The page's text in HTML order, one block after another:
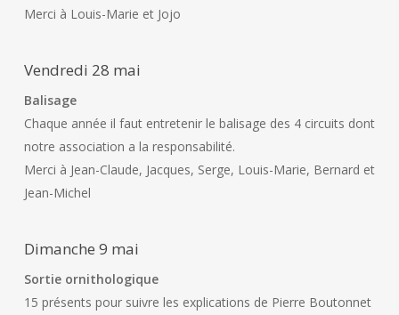
Merci à Louis-Marie et Jojo
Vendredi 28 mai
Balisage
Chaque année il faut entretenir le balisage des 4 circuits dont
notre association a la responsabilité.
Merci à Jean-Claude, Jacques, Serge, Louis-Marie, Bernard et
Jean-Michel
Dimanche 9 mai
Sortie ornithologique
15 présents pour suivre les explications de Pierre Boutonnet